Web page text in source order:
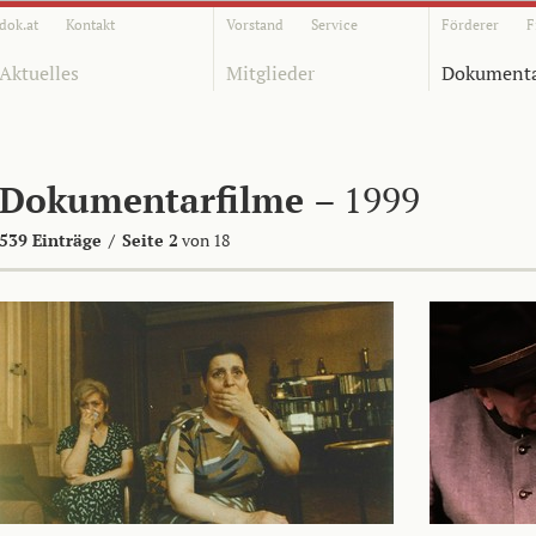
dok.at Kontakt Vorstand Service Förderer
Aktuelles Mitglieder
Dokumentarfilme – 1999
539 Einträge / Seite 2 von 18